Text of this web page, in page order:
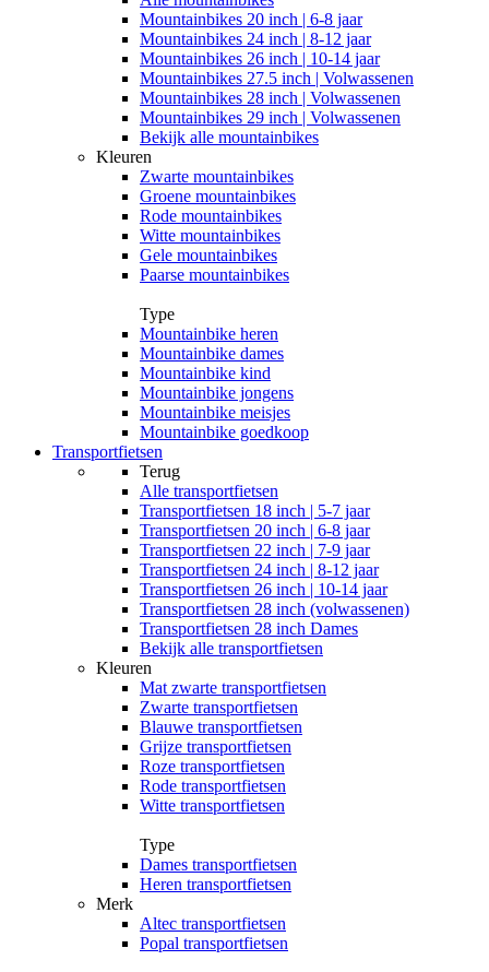
Mountainbikes 20 inch | 6-8 jaar
Mountainbikes 24 inch | 8-12 jaar
Mountainbikes 26 inch | 10-14 jaar
Mountainbikes 27.5 inch | Volwassenen
Mountainbikes 28 inch | Volwassenen
Mountainbikes 29 inch | Volwassenen
Bekijk alle mountainbikes
Kleuren
Zwarte mountainbikes
Groene mountainbikes
Rode mountainbikes
Witte mountainbikes
Gele mountainbikes
Paarse mountainbikes
Type
Mountainbike heren
Mountainbike dames
Mountainbike kind
Mountainbike jongens
Mountainbike meisjes
Mountainbike goedkoop
Transportfietsen
Terug
Alle transportfietsen
Transportfietsen 18 inch | 5-7 jaar
Transportfietsen 20 inch | 6-8 jaar
Transportfietsen 22 inch | 7-9 jaar
Transportfietsen 24 inch | 8-12 jaar
Transportfietsen 26 inch | 10-14 jaar
Transportfietsen 28 inch (volwassenen)
Transportfietsen 28 inch Dames
Bekijk alle transportfietsen
Kleuren
Mat zwarte transportfietsen
Zwarte transportfietsen
Blauwe transportfietsen
Grijze transportfietsen
Roze transportfietsen
Rode transportfietsen
Witte transportfietsen
Type
Dames transportfietsen
Heren transportfietsen
Merk
Altec transportfietsen
Popal transportfietsen